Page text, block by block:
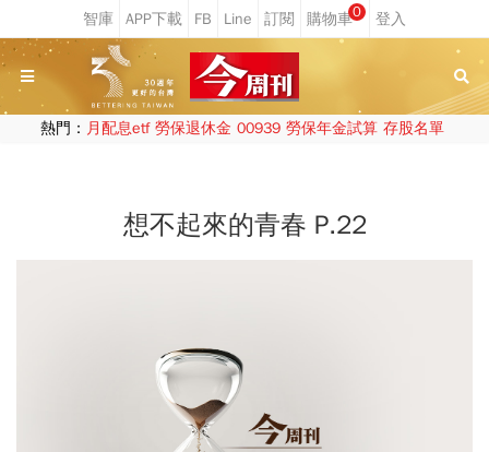
0
熱門： 月配息etf 勞保退休金 00939 勞保年金試算 存股名單
想不起來的青春 P.22